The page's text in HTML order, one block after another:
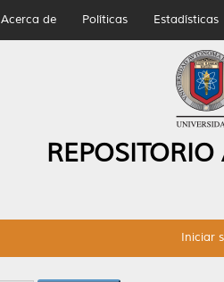
Acerca de Políticas Estadísticas
Iniciar